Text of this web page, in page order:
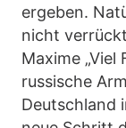
ergeben.
nicht
Maxime „Viel
russische
Deutschland